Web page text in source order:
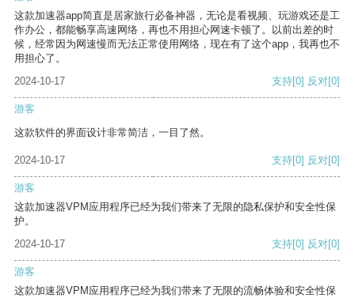
这款加速器app简直是居家旅行必备神器，无论是看视频、玩游戏还是工
作办公，都能畅享高速网络，再也不用担心网速卡顿了。以前出差的时
候，经常因为网速慢而无法正常使用网络，现在有了这个app，我再也不
用担心了。
2024-10-17
支持[0] 反对[0]
游客
这款软件的界面设计非常简洁，一目了然。
2024-10-17 支持[0] 反对[0]
游客
这款加速器VPM应用程序已经为我们带来了无限的隐私保护和安全性保
护。
2024-10-17
支持[0] 反对[0]
游客
这款加速器VPM应用程序已经为我们带来了无限的流畅体验和安全性保